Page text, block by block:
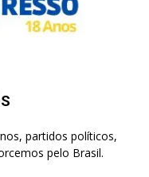
partidos políticos,
pelo Brasil.